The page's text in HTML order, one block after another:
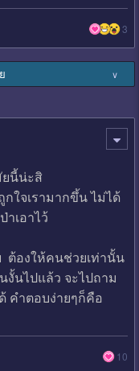
3
∨
นี้น่ะสิ
กใจเรามากขึ้น ไม่ได้
เอาไว้
ต้องให้คนช่วยเท่านั้น
นไปแล้ว จะไปถาม
คำตอบง่ายๆก็คือ
10